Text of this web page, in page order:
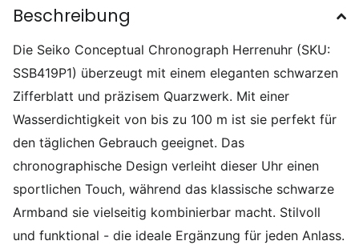
Beschreibung
Die Seiko Conceptual Chronograph Herrenuhr (SKU:
SSB419P1) überzeugt mit einem eleganten schwarzen
Zifferblatt und präzisem Quarzwerk. Mit einer
Wasserdichtigkeit von bis zu 100 m ist sie perfekt für
den täglichen Gebrauch geeignet. Das
chronographische Design verleiht dieser Uhr einen
sportlichen Touch, während das klassische schwarze
Armband sie vielseitig kombinierbar macht. Stilvoll
und funktional - die ideale Ergänzung für jeden Anlass.